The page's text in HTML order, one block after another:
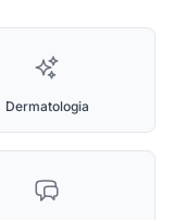
Dermatologia